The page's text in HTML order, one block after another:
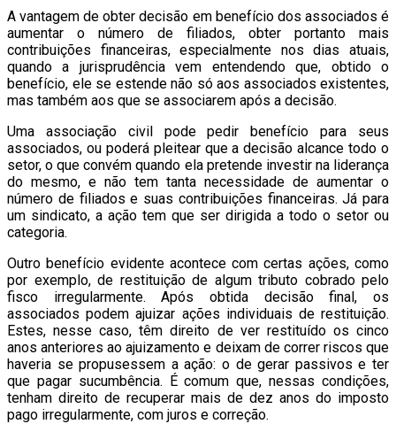
A vantagem de obter decisão em benefício dos associados é
aumentar o número de filiados, obter portanto mais
contribuições financeiras, especialmente nos dias atuais,
quando a jurisprudência vem entendendo que, obtido o
benefício, ele se estende não só aos associados existentes,
mas também aos que se associarem após a decisão.
Uma associação civil pode pedir benefício para seus
associados, ou poderá pleitear que a decisão alcance todo o
setor, o que convém quando ela pretende investir na liderança
do mesmo, e não tem tanta necessidade de aumentar o
número de filiados e suas contribuições financeiras. Já para
um sindicato, a ação tem que ser dirigida a todo o setor ou
categoria.
Outro benefício evidente acontece com certas ações, como
por exemplo, de restituição de algum tributo cobrado pelo
fisco irregularmente. Após obtida decisão final, os
associados podem ajuizar ações individuais de restituição.
Estes, nesse caso, têm direito de ver restituído os cinco
anos anteriores ao ajuizamento e deixam de correr riscos que
haveria se propusessem a ação: o de gerar passivos e ter
que pagar sucumbência. É comum que, nessas condições,
tenham direito de recuperar mais de dez anos do imposto
pago irregularmente, com juros e correção.